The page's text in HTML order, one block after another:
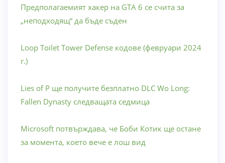
Предполагаемият хакер на GTA 6 се счита за
„неподходящ“ да бъде съден
Loop Toilet Tower Defense кодове (февруари 2024
г.)
Lies of P ще получите безплатно DLC Wo Long:
Fallen Dynasty следващата седмица
Microsoft потвърждава, че Боби Котик ще остане
за момента, което вече е лош вид